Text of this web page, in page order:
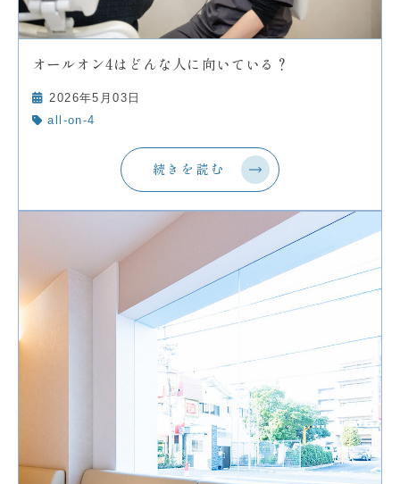
オールオン4はどんな人に向いている？
2026年5月03日
all-on-4
続きを読む